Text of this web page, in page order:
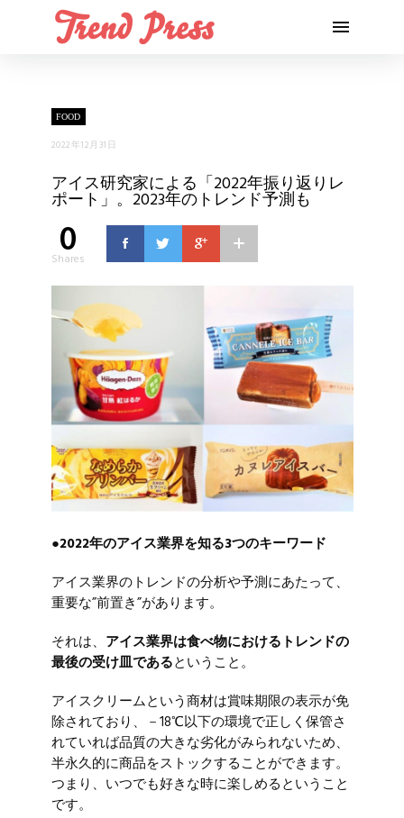
FOOD
2022年12月31日
アイス研究家による「2022年振り返りレ
ポート」。2023年のトレンド予測も
0
Shares
●2022年のアイス業界を知る3つのキーワード
アイス業界のトレンドの分析や予測にあたって、
重要な”前置き”があります。
それは、 アイス業界は食べ物におけるトレンドの
最後の受け皿であるということ。
アイスクリームという商材は賞味期限の表示が免
除されており、－18℃以下の環境で正しく保管さ
れていれば品質の大きな劣化がみられないため、
半永久的に商品をストックすることができます。
つまり、いつでも好きな時に楽しめるということ
です。